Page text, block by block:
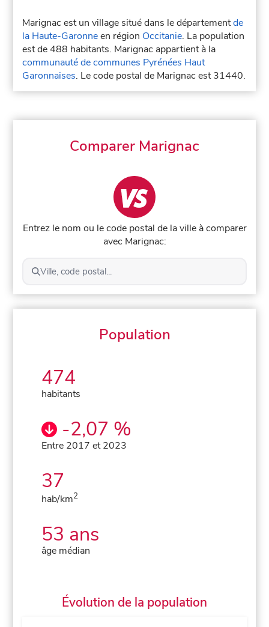
Marignac est un village situé dans le départementde
la Haute-Garonneen région Occitanie. La population
est de 488 habitants. Marignac appartient à la
communauté de communes Pyrénées Haut
Garonnaises. Le code postal de Marignac est 31440.
Comparer Marignac
Entrez le nom ou le code postal de la ville à comparer
avec Marignac:
Ville, code postal...
Population
474
habitants
-2,07 %
Entre 2017 et 2023
37
hab/km2
53 ans
âge médian
Évolution de la population